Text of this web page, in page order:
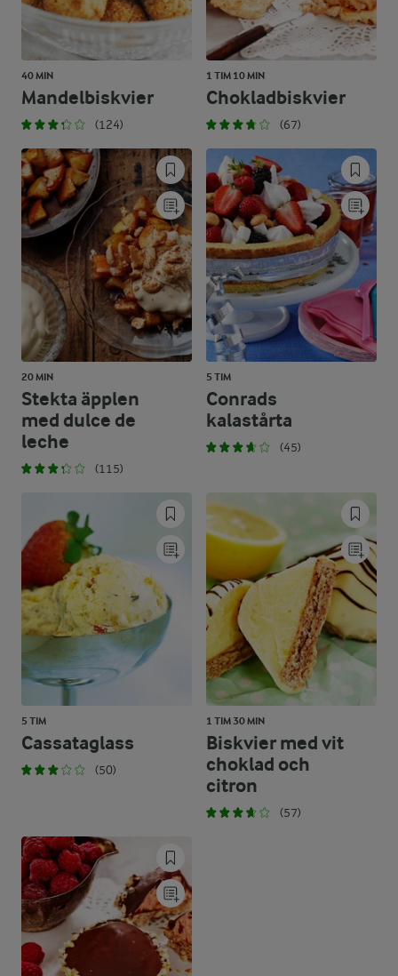
40 MIN
Mandelbiskvier
(124)
1 TIM 10 MIN
Chokladbiskvier
(67)
20 MIN
Stekta äpplen
med dulce de
leche
(115)
5 TIM
Conrads
kalastårta
(45)
5 TIM
Cassataglass
(50)
1 TIM 30 MIN
Biskvier med vit
choklad och
citron
(57)